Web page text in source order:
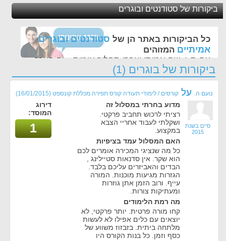
ביקורות של סטודנטים ובוגרים
כל הביקורות באתר הן של סטודנטים ובוגרים
אמיתיים המזוהים
עם ת.ז, שם אמיתי ועברו תהליך אימות - זה הערך
החשוב לנו ביותר באתר
ביקורות של בוגרים (1)
נועם ה. על קורסים / לימודי תעודה קורס תפירה מכללת קונספט (16/01/2015)
סיים בשנת
2015
מדוע בחרתי במסלול זה
רציתי לרכוש תחביב פרקטי.
ושקלתי לעבוד אחריי הצבא
במקצוע.
האם המסלול עמד בציפיות
כל מה שנציגי המכירה אומרים לכם
הוא שקר. אין סדנאות סטיילינג ,
הבדים והאביזרים עליכם בלבד.
הגזרות מגיעות מוכנות. המורה
עייף. ורוב הזמן אתן גוזרות
ומעתיקות צורות.
מה רמת הלימודים
קחו מורה פרטית. יותר פרקטי, לא
יוצאים עם כלים אפילו לא לעשות
מלתחה ביתית. בזבזוז משווע של
כסף וזמן. כל בנות הקורס היו
דירוג
המוסד:
1